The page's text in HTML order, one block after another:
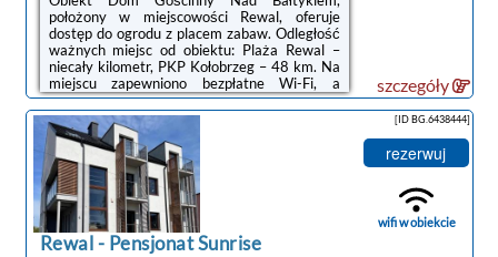
położony w miejscowości Rewal, oferuje
dostęp do ogrodu z placem zabaw. Odległość
ważnych miejsc od obiektu: Plaża Rewal –
niecały kilometr, PKP Kołobrzeg – 48 km. Na
miejscu zapewniono bezpłatne Wi-Fi, a
prywatny parking dostępny jest za
dodatkową opłatą.W niektórych opcjach
zakwaterowania znajduje się także aneks
kuchenny z mikrofalówką, płytą kuchenną i
tosterem.Odległość ważnych miejsc od
obiektu: Molo w Kołobrzegu – 49 km,
Latarnia morska w Kołobrzegu – 49 km.Doba
hotelowa od godziny 15:00 do 10:00.W
obiekcie obowiązuje ...
szczegóły
Rewal- Pensjonat Sunrise
[ID BG.6438444]
rezerwuj
wifi w obiekcie